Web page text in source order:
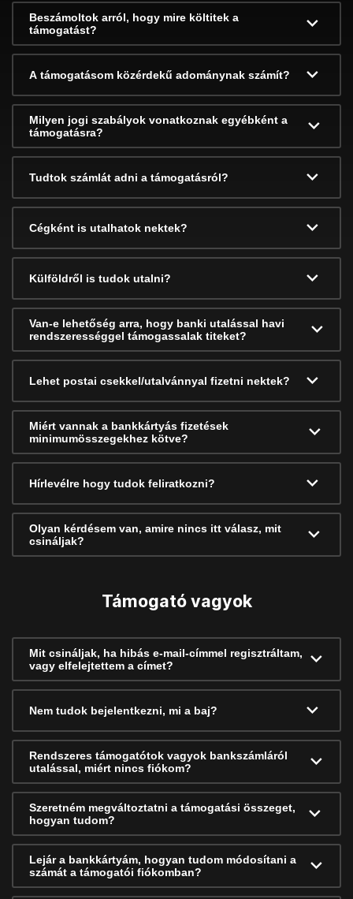
Beszámoltok arról, hogy mire költitek a
támogatást?
A támogatásom közérdekű adománynak számít?
Milyen jogi szabályok vonatkoznak egyébként a
támogatásra?
Tudtok számlát adni a támogatásról?
Cégként is utalhatok nektek?
Külföldről is tudok utalni?
Van-e lehetőség arra, hogy banki utalással havi
rendszerességgel támogassalak titeket?
Lehet postai csekkel/utalvánnyal fizetni nektek?
Miért vannak a bankkártyás fizetések
minimumösszegekhez kötve?
Hírlevélre hogy tudok feliratkozni?
Olyan kérdésem van, amire nincs itt válasz, mit
csináljak?
Támogató vagyok
Mit csináljak, ha hibás e-mail-címmel regisztráltam,
vagy elfelejtettem a címet?
Nem tudok bejelentkezni, mi a baj?
Rendszeres támogatótok vagyok bankszámláról
utalással, miért nincs fiókom?
Szeretném megváltoztatni a támogatási összeget,
hogyan tudom?
Lejár a bankkártyám, hogyan tudom módosítani a
számát a támogatói fiókomban?